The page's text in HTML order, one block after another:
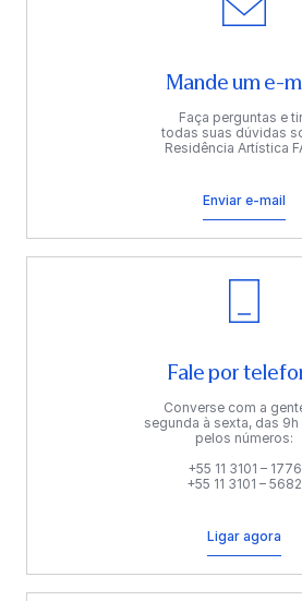
Mande um e-
Faça perguntas e
todas suas dúvidas
Residência Artística
Enviar e-mail
Fale por
Converse com a
segunda à sexta, das 9h
pelos números:
+55 11 3101 – 1776
+55 11 3101 – 5682
Ligar agora